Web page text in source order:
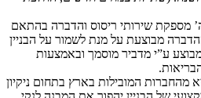
מספקת שירותי ריסוס והדברה בהתאם
מבוצעת על מנת לשמור על הבניין
ע”י מדביר מוסמך ובאמצעות
מהחברות המובילות בארץ בתחום ניקיון